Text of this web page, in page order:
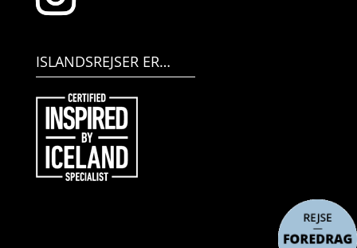
ISLANDSREJSER ER…